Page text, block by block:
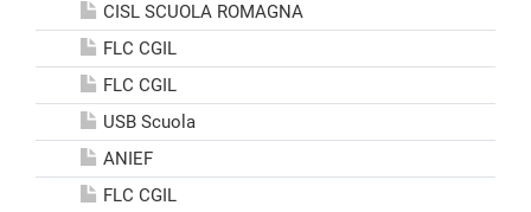
CISL SCUOLA ROMAGNA
FLC CGIL
FLC CGIL
USB Scuola
ANIEF
FLC CGIL